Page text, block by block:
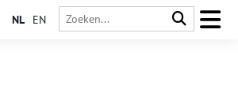
NL EN